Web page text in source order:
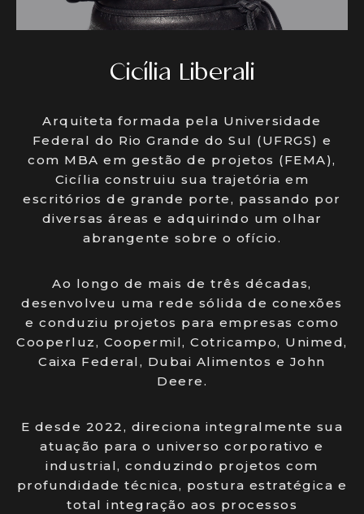
Cicília Liberali
Arquiteta formada pela Universidade
Federal do Rio Grande do Sul (UFRGS) e
com MBA em gestão de projetos (FEMA),
Cicília construiu sua trajetória em
escritórios de grande porte, passando por
diversas áreas e adquirindo um olhar
abrangente sobre o ofício.
Ao longo de mais de três décadas,
desenvolveu uma rede sólida de conexões
e conduziu projetos para empresas como
Cooperluz, Coopermil, Cotricampo, Unimed,
Caixa Federal, Dubai Alimentos e John
Deere.
E desde 2022, direciona integralmente sua
atuação para o universo corporativo e
industrial, conduzindo projetos com
profundidade técnica, postura estratégica e
total integração aos processos